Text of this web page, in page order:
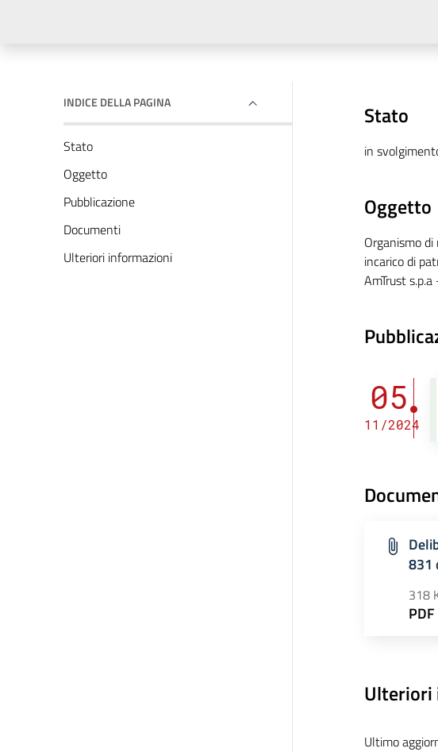
INDICE DELLA PAGINA
Stato
Oggetto
Pubblicazione
Documenti
Ulteriori informazioni
Stato
in
Oggetto
Organismo
incarico di
AmTrust
05
11/2024
831
318
PDF
Ulteriori
Ultimo